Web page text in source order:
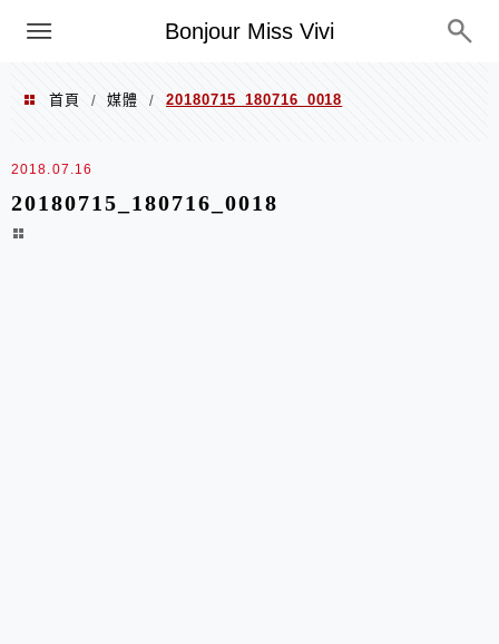
Bonjour Miss Vivi
選單
首頁 / 媒體 / 20180715_180716_0018
2018.07.16
20180715_180716_0018